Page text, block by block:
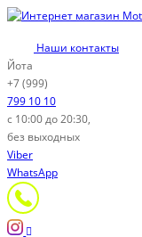
Наши контакты
Йота
+7 (999)
799 10 10
с 10:00 до 20:30,
без выходных
Viber
WhatsApp